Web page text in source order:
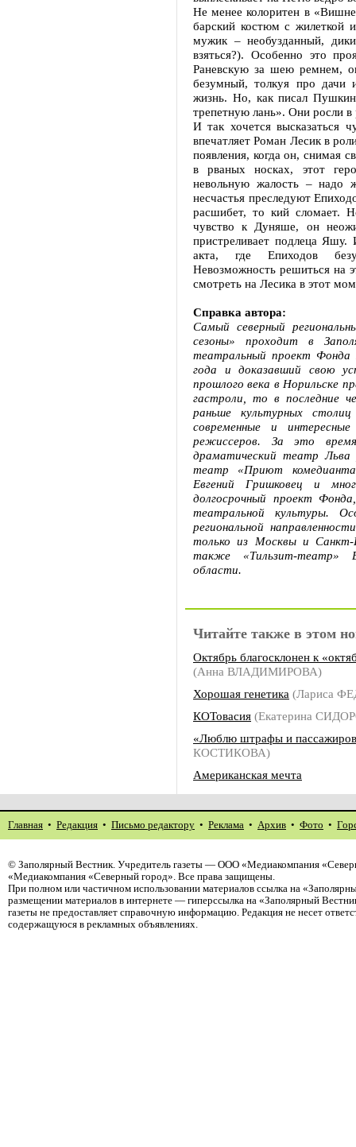
Не менее колоритен в
барский костюм с жилеткой
мужик – необузданный,
взяться?). Особенно это
Раневскую за шею ремнем,
безумный, толкуя про дачи
жизнь. Но, как писал
трепетную лань». Они росли
И так хочется высказаться
впечатляет Роман Лесик в
появления, когда он, снимая
в рваных носках, этот
невольную жалость – надо
несчастья преследуют
расшибет, то кий сломает.
чувство к Дуняше, он
пристреливает подлеца
акта, где Епиходов
Невозможность решиться на
смотреть на Лесика в этот
Справка автора:
Самый северный
сезоны» проходит в
театральный проект Фонда
года и доказавший свою
прошлого века в Норильске
гастроли, то в последние
раньше культурных
современные и
режиссеров. За это
драматический театр
театр «Приют
Евгений Гришковец и
долгосрочный проект
театральной культуры.
региональной
только из Москвы и
также «Тильзит-театр»
области.
Читайте также в этом
Октябрь благосклонен к
(Анна ВЛАДИМИРОВА)
Хорошая генетика (Лариса
КОТовасия (Екатерина
«Люблю штрафы и
КОСТИКОВА)
Американская мечта
Главная • Редакция • Письмо редактору • Реклама • Архив • Фото •
© Заполярный Вестник. Учредитель газеты — ООО «Медиакомпания
«Медиакомпания «Северный город». Все права защищены.
При полном или частичном использовании материалов ссылка на
размещении материалов в интернете — гиперссылка на «Заполярный
газеты не предоставляет справочную информацию. Редакция не несет
содержащуюся в рекламных объявлениях.